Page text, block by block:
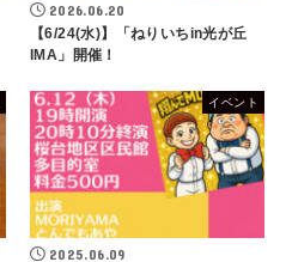
2026.06.20
【6/24(水)】「ねりいちin光が丘
IMA」開催！
イベント
2025.06.09